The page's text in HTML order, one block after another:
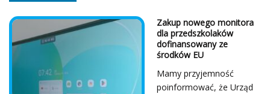
Zakup nowego monitora
dla przedszkolaków
dofinansowany ze
środków EU
Mamy przyjemność
poinformować, że Urząd